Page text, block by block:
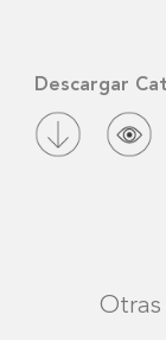
Descargar